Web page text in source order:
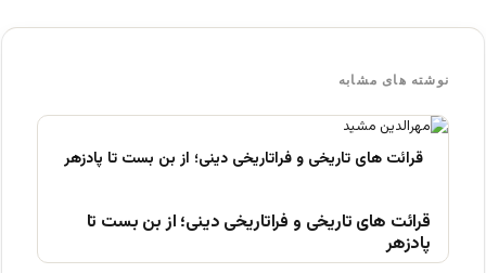
نوشته های مشابه
قرائت های تاریخی و فراتاریخی دینی؛ از بن بست تا
پادزهر